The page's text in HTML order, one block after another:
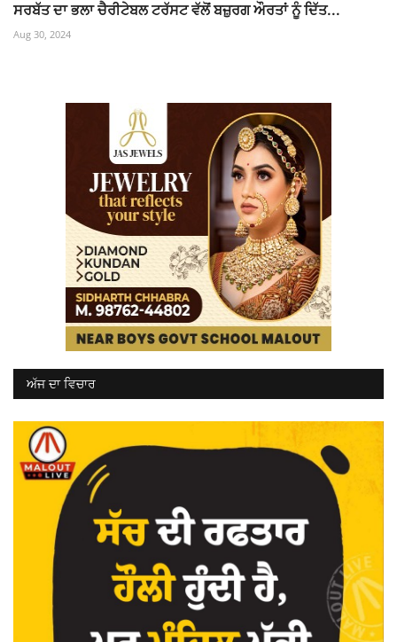
ਸਰਬੱਤ ਦਾ ਭਲਾ ਚੈਰੀਟੇਬਲ ਟਰੱਸਟ ਵੱਲੋਂ ਬਜ਼ੁਰਗ ਔਰਤਾਂ ਨੂੰ ਦਿੱਤ...
Aug 30, 2024
ਅੱਜ ਦਾ ਵਿਚਾਰ